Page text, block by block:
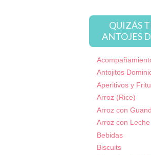
QUIZÁS
ANTOJES
Antojitos
Aperitivos y
Arroz (Rice)
Arroz con
Arroz con Leche
Bebidas
Biscuits